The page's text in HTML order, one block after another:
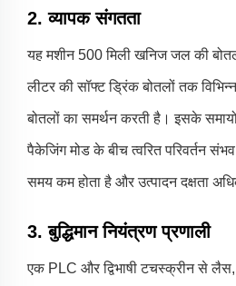
2. व्यापक संगतता
यह मशीन 500 मिली खनिज जल की
लीटर की सॉफ्ट ड्रिंक बोतलों तक
बोतलों का समर्थन करती है। इसके
पैकेजिंग मोड के बीच त्वरित परिवर्तन
समय कम होता है और उत्पादन दक्षता
3. बुद्धिमान नियंत्रण प्रणाली
एक PLC और द्विभाषी टचस्क्रीन से